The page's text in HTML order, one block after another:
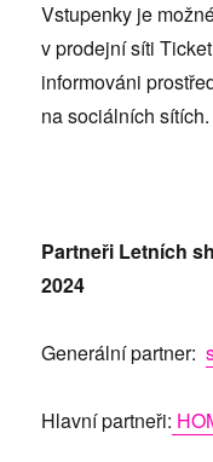
Vstupenky je
v prodejní síti
informováni
na sociálních sítích.
Partneři Letních
2024
Generální partner:
Hlavní partneři: